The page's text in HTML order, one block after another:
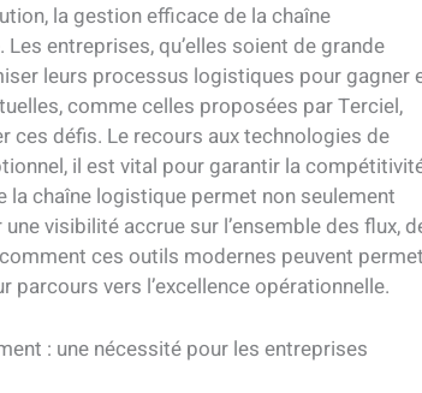
la gestion efficace de la chaîne
entreprises, qu’elles soient de grande
leurs processus logistiques pour gagner
comme celles proposées par Terciel,
défis. Le recours aux technologies de
il est vital pour garantir la
chaîne logistique permet non seulement
visibilité accrue sur l’ensemble des flux,
ces outils modernes peuvent
vers l’excellence opérationnelle.
: une nécessité pour les entreprises